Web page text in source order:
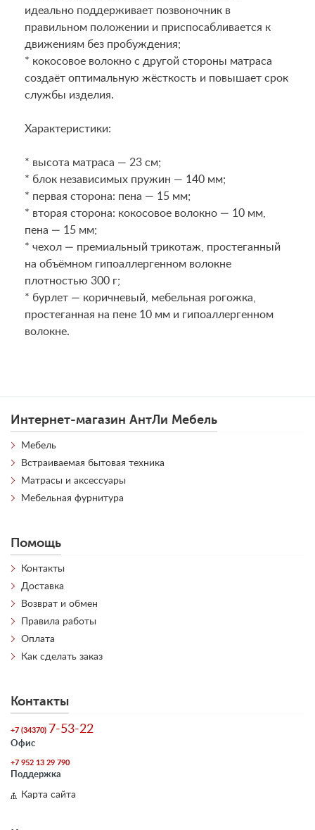
идеально поддерживает позвоночник в
правильном положении и приспосабливается к
движениям без пробуждения;
* кокосовое волокно с другой стороны матраса
создаёт оптимальную жёсткость и повышает срок
службы изделия.
Характеристики:
* высота матраса — 23 см;
* блок независимых пружин — 140 мм;
* первая сторона: пена — 15 мм;
* вторая сторона: кокосовое волокно — 10 мм,
пена — 15 мм;
* чехол — премиальный трикотаж, простеганный
на объёмном гипоаллергенном волокне
плотностью 300 г;
* бурлет — коричневый, мебельная рогожка,
простеганная на пене 10 мм и гипоаллергенном
волокне.
Интернет-магазин АнтЛи Мебель
Мебель
Встраиваемая бытовая техника
Матрасы и аксессуары
Мебельная фурнитура
Помощь
Контакты
Доставка
Возврат и обмен
Правила работы
Оплата
Как сделать заказ
Контакты
+7 (34370) 7-53-22
Офис
+7 952 13 29 790
Поддержка
Карта сайта